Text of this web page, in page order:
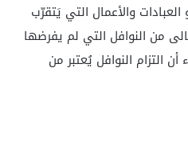
والأعمال التي يَتقرّب
من النوافل التي لم يفرضها
التزام النوافل يُعتبر من